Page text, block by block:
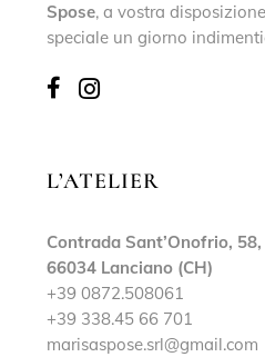
Spose, a vostra
speciale un giorno
L’ATELIER
Contrada Sant’Onofrio, 58,
66034 Lanciano (CH)
+39 0872.508061
+39 338.45 66 701
marisaspose.srl@gmail.com